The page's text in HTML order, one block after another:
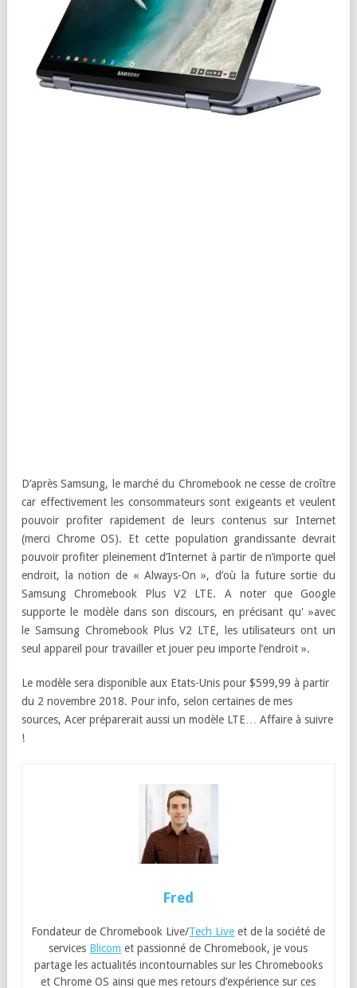
D’après Samsung, le marché du Chromebook ne cesse de croître
car effectivement les consommateurs sont exigeants et veulent
pouvoir profiter rapidement de leurs contenus sur Internet
(merci Chrome OS). Et cette population grandissante devrait
pouvoir profiter pleinement d’Internet à partir de n’importe quel
endroit, la notion de « Always-On », d’où la future sortie du
Samsung Chromebook Plus V2 LTE. A noter que Google
supporte le modèle dans son discours, en précisant qu' »avec
le Samsung Chromebook Plus V2 LTE, les utilisateurs ont un
seul appareil pour travailler et jouer peu importe l’endroit ».
Le modèle sera disponible aux Etats-Unis pour $599,99 à partir
du 2 novembre 2018. Pour info, selon certaines de mes
sources, Acer préparerait aussi un modèle LTE… Affaire à suivre
!
Fred
Fondateur de Chromebook Live/Tech Live et de la société de
services Blicom et passionné de Chromebook, je vous
partage les actualités incontournables sur les Chromebooks
et Chrome OS ainsi que mes retours d’expérience sur ces